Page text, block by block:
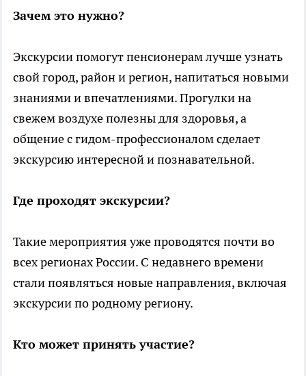
Зачем это нужно?
Экскурсии помогут пенсионерам лучше узнать
свой город, район и регион, напитаться новыми
знаниями и впечатлениями. Прогулки на
свежем воздухе полезны для здоровья, а
общение с гидом-профессионалом сделает
экскурсию интересной и познавательной.
Где проходят экскурсии?
Такие мероприятия уже проводятся почти во
всех регионах России. С недавнего времени
стали появляться новые направления, включая
экскурсии по родному региону.
Кто может принять участие?